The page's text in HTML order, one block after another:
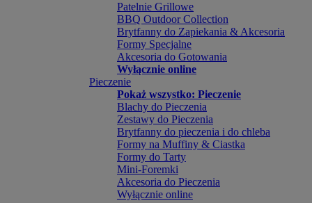
Patelnie Grillowe
BBQ Outdoor Collection
Brytfanny do Zapiekania & Akcesoria
Formy Specjalne
Akcesoria do Gotowania
Wyłącznie online
Pieczenie
Pokaż wszystko: Pieczenie
Blachy do Pieczenia
Zestawy do Pieczenia
Brytfanny do pieczenia i do chleba
Formy na Muffiny & Ciastka
Formy do Tarty
Mini-Foremki
Akcesoria do Pieczenia
Wyłącznie online